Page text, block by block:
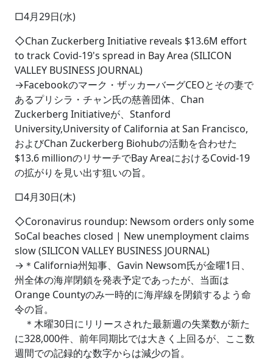
□4月29日(水)
◇Chan Zuckerberg Initiative reveals $13.6M effort
to track Covid-19's spread in Bay Area (SILICON
VALLEY BUSINESS JOURNAL)
→Facebookのマーク・ザッカーバーグCEOとその妻で
あるプリシラ・チャン氏の慈善団体、Chan
Zuckerberg Initiativeが、Stanford
University,University of California at San Francisco,
およびChan Zuckerberg Biohubの活動を合わせた
$13.6 millionのリサーチでBay AreaにおけるCovid-19
の拡がりを見い出す狙いの旨。
□4月30日(木)
◇Coronavirus roundup: Newsom orders only some
SoCal beaches closed | New unemployment claims
slow (SILICON VALLEY BUSINESS JOURNAL)
→＊California州知事、Gavin Newsom氏が金曜1日、
州全体の海岸閉鎖を発表予定であったが、当面は
Orange Countyのみ一時的に海岸線を閉鎖するよう命
令の旨。
＊木曜30日にリリースされた最新週の失業数が新た
に328,000件、前年同期比では大きく上回るが、ここ数
週間での記録的な数字からは減少の旨。